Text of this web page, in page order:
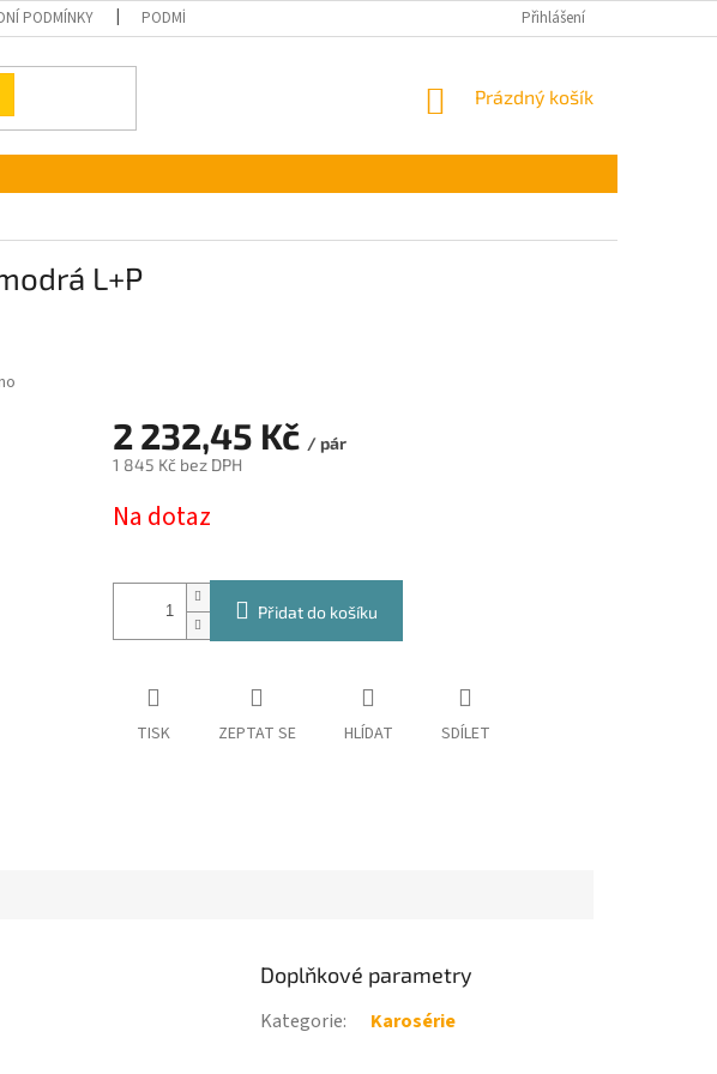
PODMÍNKY PODMÍNKY OCHRANY OSOBNÍCH ÚDAJŮ Přihlášení
NÁKUPNÍ
Prázdný košík
L+P
2 232,45 Kč / pár
1 845 Kč bez DPH
cena:
Na dotaz
Přidat do košíku
TISK ZEPTAT SE HLÍDAT SDÍLET
Doplňkové parametry
Kategorie: Karosérie